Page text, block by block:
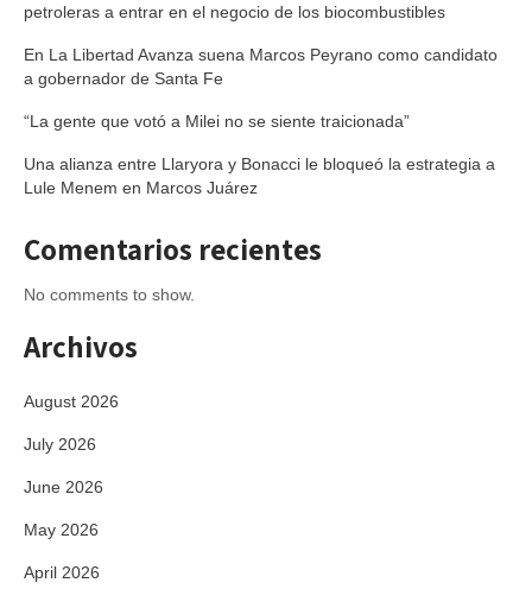
petroleras a entrar en el negocio de los biocombustibles
En La Libertad Avanza suena Marcos Peyrano como candidato
a gobernador de Santa Fe
“La gente que votó a Milei no se siente traicionada”
Una alianza entre Llaryora y Bonacci le bloqueó la estrategia a
Lule Menem en Marcos Juárez
Comentarios recientes
No comments to show.
Archivos
August 2026
July 2026
June 2026
May 2026
April 2026